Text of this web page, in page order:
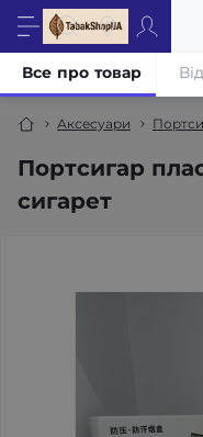
Аксесуари
Портсигар
сигарет
Все про товар